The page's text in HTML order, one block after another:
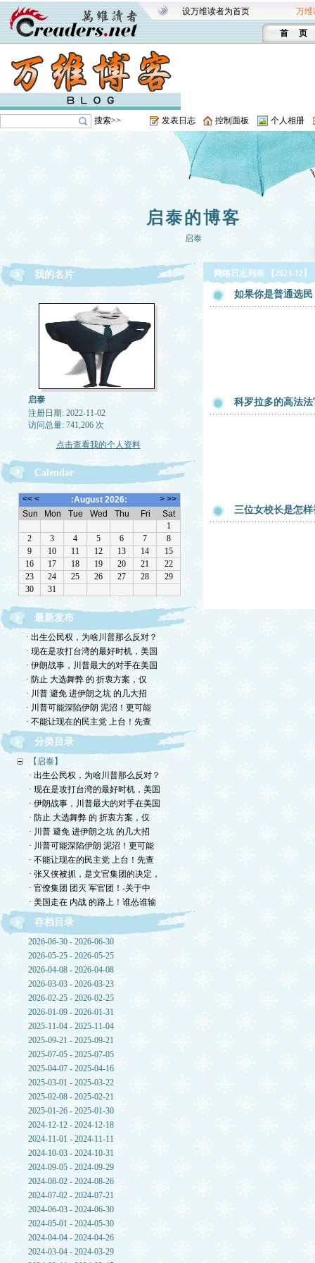
设万维读者为首页 万维
首 页
搜索>> 发表日志 控制面板 个人相册
启泰的博客
启泰
我的名片
启泰
注册日期: 2022-11-02
访问总量: 741,206 次
点击查看我的个人资料
Calendar
最新发布
· 出生公民权，为啥川普那么反对？
· 现在是攻打台湾的最好时机，美国
· 伊朗战事，川普最大的对手在美国
· 防止 大选舞弊 的 折衷方案，仅
· 川普 避免 进伊朗之坑 的几大招
· 川普可能深陷伊朗 泥沼！更可能
· 不能让现在的民主党 上台！先查
分类目录
【启泰】
· 出生公民权，为啥川普那么反对？
· 现在是攻打台湾的最好时机，美国
· 伊朗战事，川普最大的对手在美国
· 防止 大选舞弊 的 折衷方案，仅
· 川普 避免 进伊朗之坑 的几大招
· 川普可能深陷伊朗 泥沼！更可能
· 不能让现在的民主党 上台！先查
· 张又侠被抓，是文官集团的决定，
· 官僚集团 团灭 军官团！-关于中
· 美国走在 内战 的路上！谁怂谁输
存档目录
2026-06-30 - 2026-06-30
2026-05-25 - 2026-05-25
2026-04-08 - 2026-04-08
2026-03-03 - 2026-03-23
2026-02-25 - 2026-02-25
2026-01-09 - 2026-01-31
2025-11-04 - 2025-11-04
2025-09-21 - 2025-09-21
2025-07-05 - 2025-07-05
2025-04-07 - 2025-04-16
2025-03-01 - 2025-03-22
2025-02-08 - 2025-02-21
2025-01-26 - 2025-01-30
2024-12-12 - 2024-12-18
2024-11-01 - 2024-11-11
2024-10-03 - 2024-10-31
2024-09-05 - 2024-09-29
2024-08-02 - 2024-08-26
2024-07-02 - 2024-07-21
2024-06-03 - 2024-06-30
2024-05-01 - 2024-05-30
2024-04-04 - 2024-04-26
2024-03-04 - 2024-03-29
网络日志列表 【2023-12】
如果你是普通选
科罗拉多的高法
三位女校长是怎